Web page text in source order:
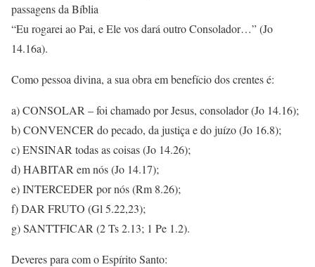
passagens da Bíblia
“Eu rogarei ao Pai, e Ele vos dará outro Consolador…” (Jo
14.16a).
Como pessoa divina, a sua obra em benefício dos crentes é:
a) CONSOLAR – foi chamado por Jesus, consolador (Jo 14.16);
b) CONVENCER do pecado, da justiça e do juízo (Jo 16.8);
c) ENSINAR todas as coisas (Jo 14.26);
d) HABITAR em nós (Jo 14.17);
e) INTERCEDER por nós (Rm 8.26);
f) DAR FRUTO (Gl 5.22,23);
g) SANTTFICAR (2 Ts 2.13; 1 Pe 1.2).
Deveres para com o Espírito Santo: